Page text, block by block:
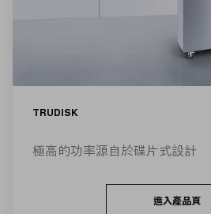
TRUDISK
極高的功率源自於碟片式設計
進入產品頁